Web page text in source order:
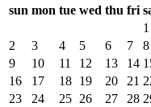
sun mon tue wed thu fri
1
2
3 4 5 6 7
8
9
10 11 12 13 14
16
17 18 19 20 21
23
24 25 26 27 28